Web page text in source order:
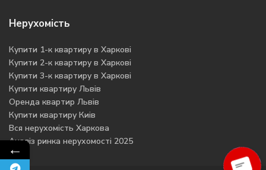
Нерухомість
Купити 1-к квартиру в Харкові
Купити 2-к квартиру в Харкові
Купити 3-к квартиру в Харкові
Купити квартиру Львів
Оренда квартир Львів
Купити квартиру Киів
Вся нерухомість Харкова
Аналіз ринка нерухомості 2025
←